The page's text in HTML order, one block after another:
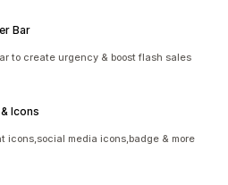
Bar
to create urgency & boost flash sales
Icons
icons,social media icons,badge & more